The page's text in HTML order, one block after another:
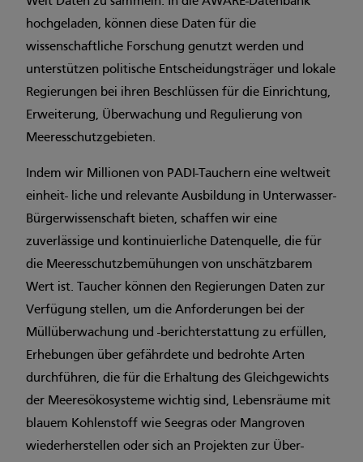
hochgeladen, können diese Daten für die
wissenschaftliche Forschung genutzt werden und
unterstützen politische Entscheidungsträger und lokale
Regierungen bei ihren Beschlüssen für die Einrichtung,
Erweiterung, Überwachung und Regulierung von
Meeresschutzgebieten.
Indem wir Millionen von PADI-Tauchern eine weltweit
einheit- liche und relevante Ausbildung in Unterwasser-
Bürgerwissenschaft bieten, schaffen wir eine
zuverlässige und kontinuierliche Datenquelle, die für
die Meeresschutzbemühungen von unschätzbarem
Wert ist. Taucher können den Regierungen Daten zur
Verfügung stellen, um die Anforderungen bei der
Müllüberwachung und -berichterstattung zu erfüllen,
Erhebungen über gefährdete und bedrohte Arten
durchführen, die für die Erhaltung des Gleichgewichts
der Meeresökosysteme wichtig sind, Lebensräume mit
blauem Kohlenstoff wie Seegras oder Mangroven
wiederherstellen oder sich an Projekten zur Über-